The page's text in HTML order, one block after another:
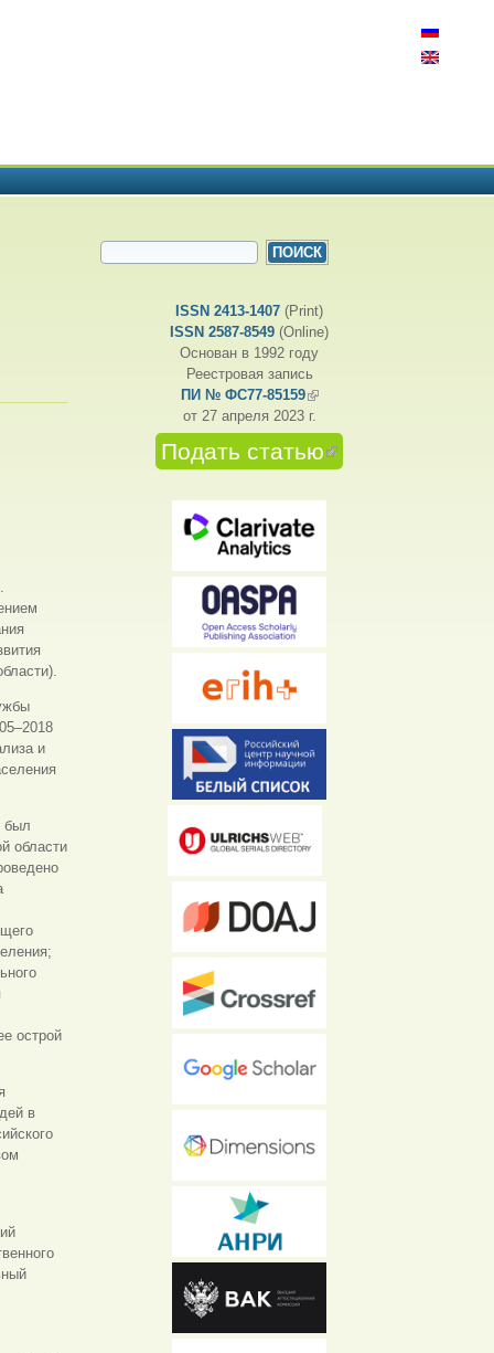
и
был
области
острой
в
ФОРМА ПОИСКА
ISSN 2413-1407 (Print)
ISSN 2587-8549 (Online)
Основан в 1992 году
Реестровая запись
ПИ № ФС77-85159(внешняя ссылка)
от 27 апреля 2023 г.
Подать статью